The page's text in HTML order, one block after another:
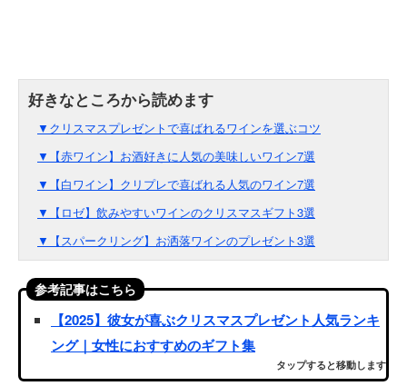
▼クリスマスプレゼントで喜ばれるワインを選ぶコツ
▼【赤ワイン】お酒好きに人気の美味しいワイン7選
▼【白ワイン】クリプレで喜ばれる人気のワイン7選
▼【ロゼ】飲みやすいワインのクリスマスギフト3選
▼【スパークリング】お洒落ワインのプレゼント3選
参考記事はこちら
【2025】彼女が喜ぶクリスマスプレゼント人気ランキ
ング｜女性におすすめのギフト集
タップすると移動します